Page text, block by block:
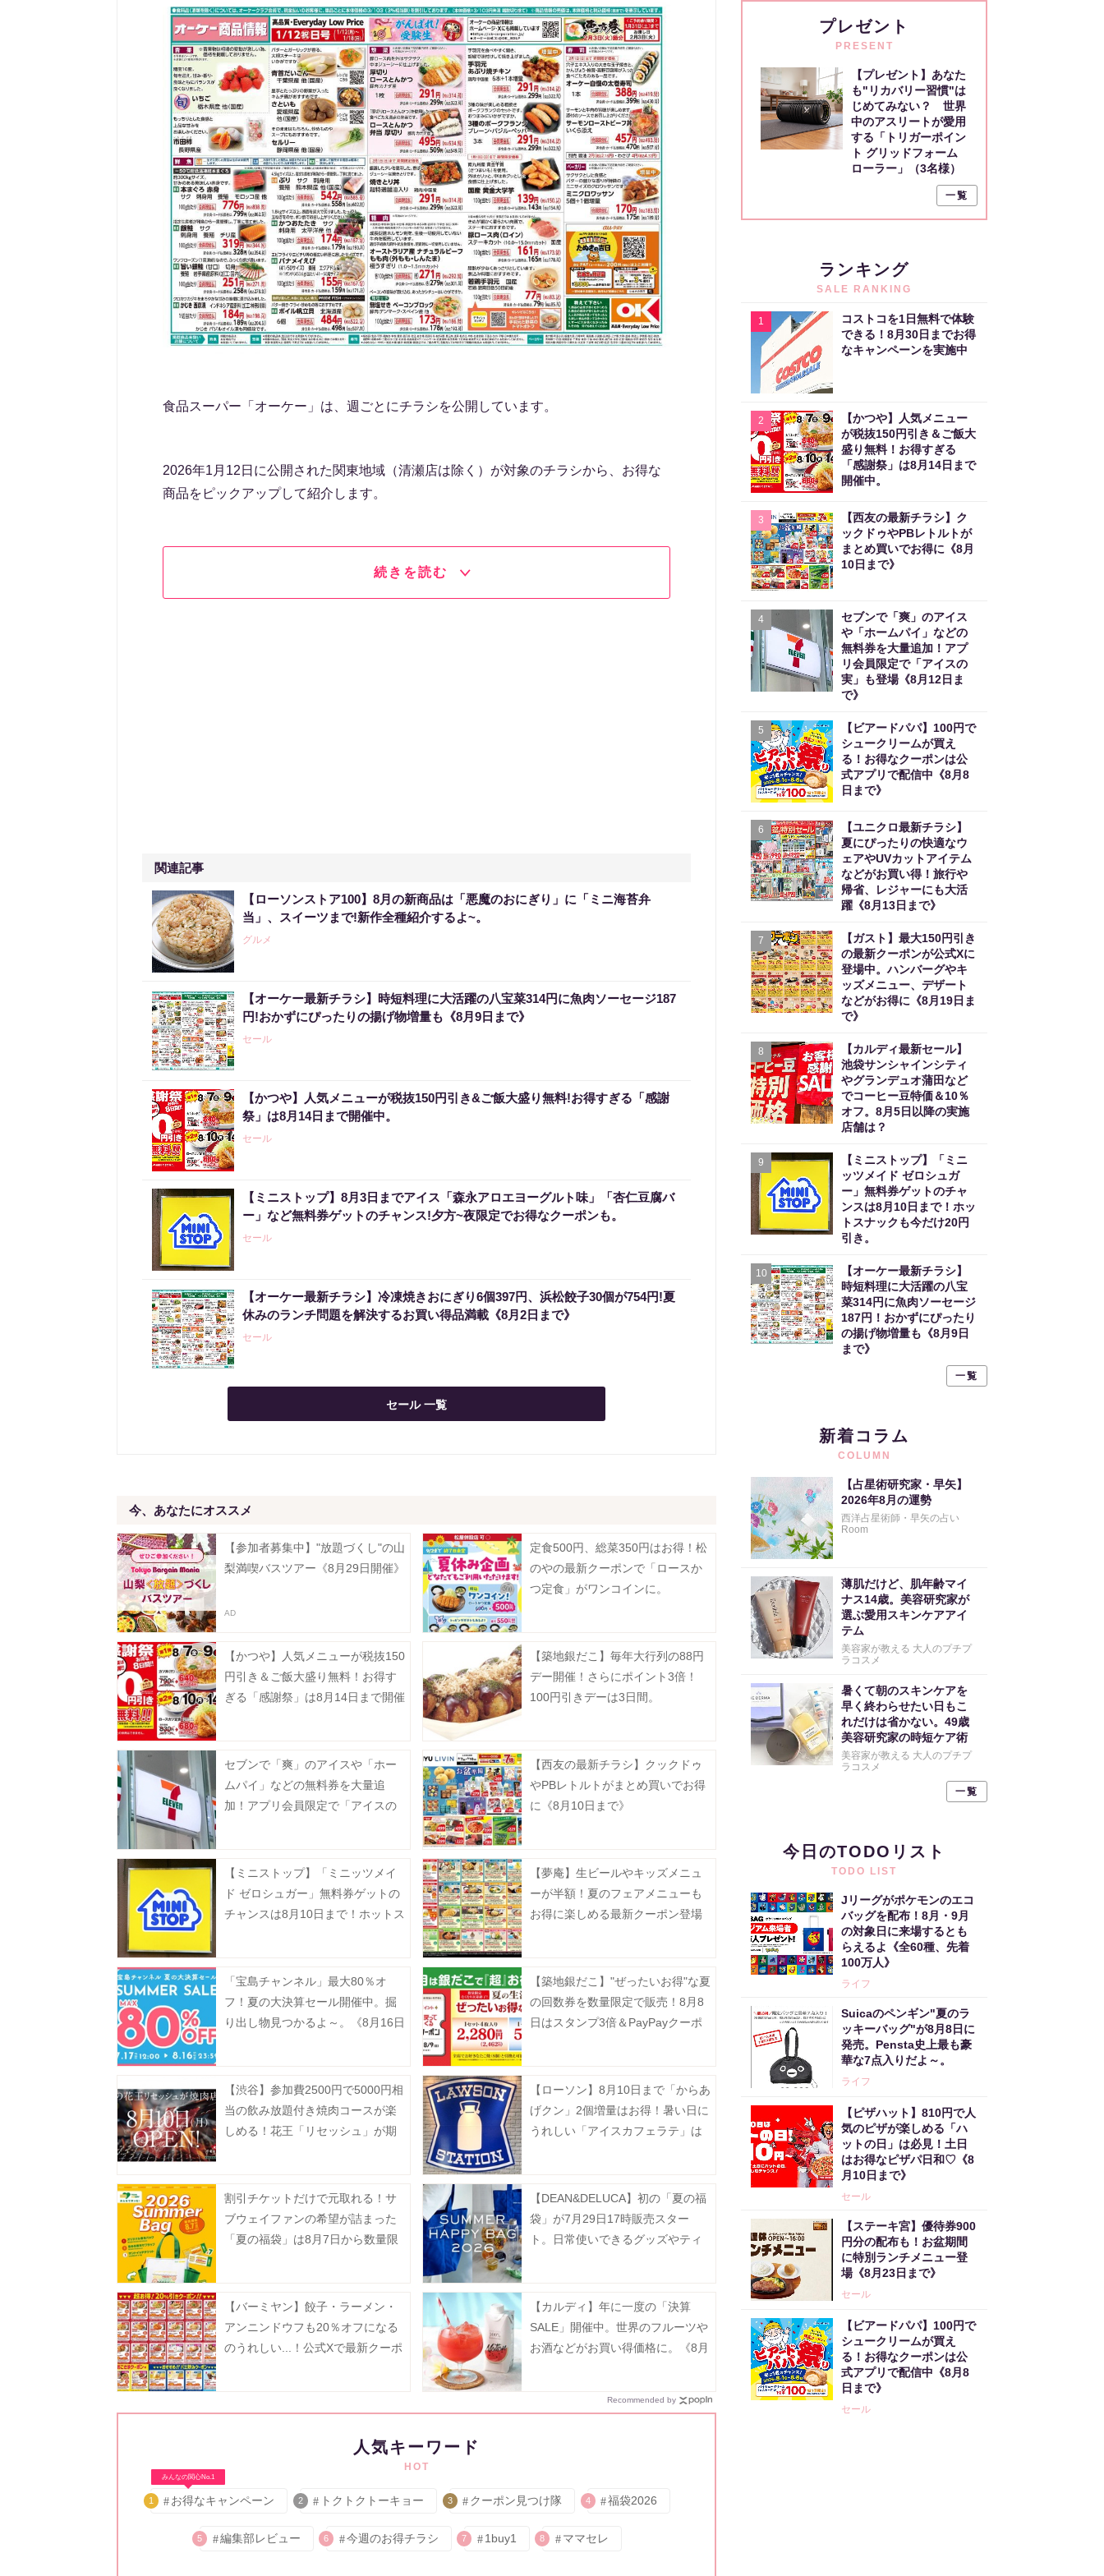
食品スーパー「オーケー」は、週ごとにチラシを公開しています。
2026年1月12日に公開された関東地域（清瀬店は除く）が対象のチラシから、お得な
商品をピックアップして紹介します。
続きを読む
関連記事
【ローソンストア100】8月の新商品は「悪魔のおにぎり」に「ミニ海苔弁
当」、スイーツまで!新作全種紹介するよ~。
グルメ
【オーケー最新チラシ】時短料理に大活躍の八宝菜314円に魚肉ソーセージ187
円!おかずにぴったりの揚げ物増量も《8月9日まで》
セール
【かつや】人気メニューが税抜150円引き&ご飯大盛り無料!お得すぎる「感謝
祭」は8月14日まで開催中。
セール
【ミニストップ】8月3日までアイス「森永アロエヨーグルト味」「杏仁豆腐バ
ー」など無料券ゲットのチャンス!夕方~夜限定でお得なクーポンも。
セール
【オーケー最新チラシ】冷凍焼きおにぎり6個397円、浜松餃子30個が754円!夏
休みのランチ問題を解決するお買い得品満載《8月2日まで》
セール
セール 一覧
今、あなたにオススメ
【参加者募集中】"放題づくし"の山
梨満喫バスツアー《8月29日開催》
定食500円、総菜350円はお得！松
のやの最新クーポンで「ロースか
つ定食」がワンコインに。
【かつや】人気メニューが税抜150
円引き＆ご飯大盛り無料！お得す
ぎる「感謝祭」は8月14日まで開催
【築地銀だこ】毎年大行列の88円
デー開催！さらにポイント3倍！
100円引きデーは3日間。
セブンで「爽」のアイスや「ホー
ムパイ」などの無料券を大量追
加！アプリ会員限定で「アイスの
【西友の最新チラシ】クックドゥ
やPBレトルトがまとめ買いでお得
に《8月10日まで》
【ミニストップ】「ミニッツメイ
ド ゼロシュガー」無料券ゲットの
チャンスは8月10日まで！ホットス
【夢庵】生ビールやキッズメニュ
ーが半額！夏のフェアメニューも
お得に楽しめる最新クーポン登場
「宝島チャンネル」最大80％オ
フ！夏の大決算セール開催中。掘
り出し物見つかるよ～。《8月16日
【築地銀だこ】"ぜったいお得"な夏
の回数券を数量限定で販売！8月8
日はスタンプ3倍＆PayPayクーポ
【渋谷】参加費2500円で5000円相
当の飲み放題付き焼肉コースが楽
しめる！花王「リセッシュ」が期
【ローソン】8月10日まで「からあ
げクン」2個増量はお得！暑い日に
うれしい「アイスカフェラテ」は
割引チケットだけで元取れる！サ
ブウェイファンの希望が詰まった
「夏の福袋」は8月7日から数量限
【DEAN&DELUCA】初の「夏の福
袋」が7月29日17時販売スター
ト。日常使いできるグッズやティ
【バーミヤン】餃子・ラーメン・
アンニンドウフも20％オフになる
のうれしい...！公式Xで最新クーポ
【カルディ】年に一度の「決算
SALE」開催中。世界のフルーツや
お酒などがお買い得価格に。《8月
Recommended by
人気キーワード
HOT
みんなの関心No.1
1 お得なキャンペーン 2 トクトクトーキョー 3 クーポン見つけ隊 4 福袋2026
5 編集部レビュー 6 今週のお得チラシ 7 1buy1 8 ママセレ
プレゼント
PRESENT
【プレゼント】あなた
も"リカバリー習慣"は
じめてみない？ 世界
中のアスリートが愛用
する「トリガーポイン
ト グリッドフォーム
ローラー」（3名様）
一覧
ランキング
SALE RANKING
1
コストコを1日無料で体験
できる！8月30日までお得
なキャンペーンを実施中
2
【かつや】人気メニュー
が税抜150円引き＆ご飯大
盛り無料！お得すぎる
「感謝祭」は8月14日まで
開催中。
3
【西友の最新チラシ】ク
ックドゥやPBレトルトが
まとめ買いでお得に《8月
10日まで》
4
セブンで「爽」のアイス
や「ホームパイ」などの
無料券を大量追加！アプ
リ会員限定で「アイスの
実」も登場《8月12日ま
で》
5
【ビアードパパ】100円で
シュークリームが買え
る！お得なクーポンは公
式アプリで配信中《8月8
日まで》
6
【ユニクロ最新チラシ】
夏にぴったりの快適なウ
ェアやUVカットアイテム
などがお買い得！旅行や
帰省、レジャーにも大活
躍《8月13日まで》
7
【ガスト】最大150円引き
の最新クーポンが公式Xに
登場中。ハンバーグやキ
ッズメニュー、デザート
などがお得に《8月19日ま
で》
8
【カルディ最新セール】
池袋サンシャインシティ
やグランデュオ蒲田など
でコーヒー豆特価＆10％
オフ。8月5日以降の実施
店舗は？
9
【ミニストップ】「ミニ
ッツメイド ゼロシュガ
ー」無料券ゲットのチャ
ンスは8月10日まで！ホッ
トスナックも今だけ20円
引き。
10
【オーケー最新チラシ】
時短料理に大活躍の八宝
菜314円に魚肉ソーセージ
187円！おかずにぴったり
の揚げ物増量も《8月9日
まで》
一覧
新着コラム
COLUMN
【占星術研究家・早矢】
2026年8月の運勢
西洋占星術師・早矢の占い
Room
薄肌だけど、肌年齢マイ
ナス14歳。美容研究家が
選ぶ愛用スキンケアアイ
テム
美容家が教える 大人のプチプ
ラコスメ
暑くて朝のスキンケアを
早く終わらせたい日もこ
れだけは省かない。49歳
美容研究家の時短ケア術
美容家が教える 大人のプチプ
ラコスメ
一覧
今日のTODOリスト
TODO LIST
Jリーグがポケモンのエコ
バッグを配布！8月・9月
の対象日に来場するとも
らえるよ《全60種、先着
100万人》
ライフ
Suicaのペンギン"夏のラ
ッキーバッグ"が8月8日に
発売。Pensta史上最も豪
華な7点入りだよ～。
ライフ
【ピザハット】810円で人
気のピザが楽しめる「ハ
ットの日」は必見！土日
はお得なピザパ日和♡《8
月10日まで》
セール
【ステーキ宮】優待券900
円分の配布も！お盆期間
に特別ランチメニュー登
場《8月23日まで》
セール
【ビアードパパ】100円で
シュークリームが買え
る！お得なクーポンは公
式アプリで配信中《8月8
日まで》
セール